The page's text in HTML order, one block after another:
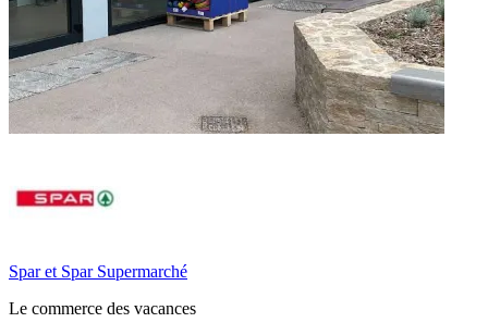
Spar et Spar Supermarché
Le commerce des vacances